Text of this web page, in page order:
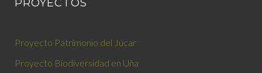
PROYECTOS
Proyecto Patrimonio del Júcar
Proyecto Biodiversidad en Uña